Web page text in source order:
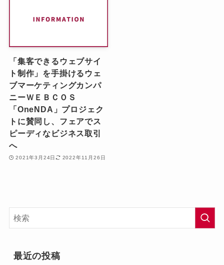
「集客できるウェブサイ
ト制作」を手掛けるウェ
ブマーケティングカンパ
ニーＷＥＢＣＯＳ
「OneNDA」プロジェク
トに賛同し、フェアでス
ピーディなビジネス取引
へ
2021年3月24日 2022年11月26日
最近の投稿